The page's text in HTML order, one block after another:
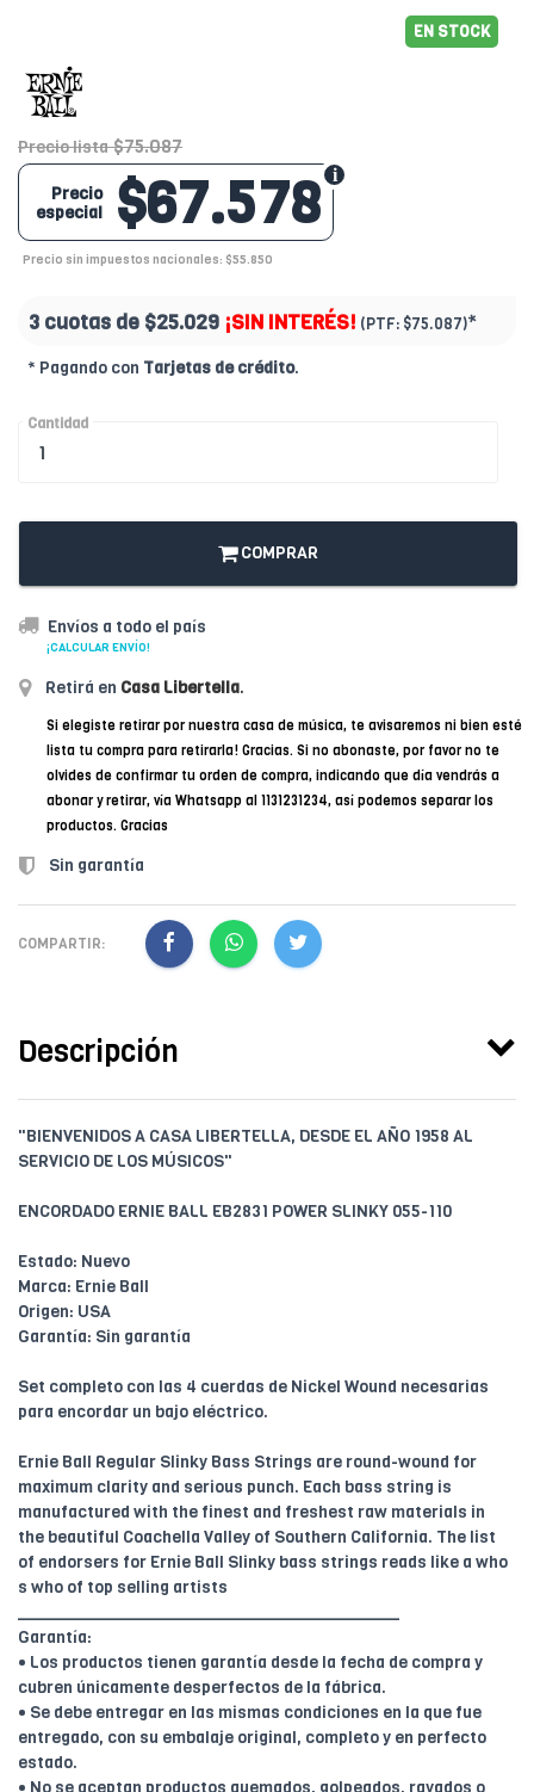
EN STOCK
Precio lista $75.087
$67.578
Precio
especial
Precio sin impuestos nacionales: $55.850
3 cuotas de $25.029 ¡SIN INTERÉS! (PTF: $75.087)*
* Pagando con Tarjetas de crédito.
Cantidad
COMPRAR
Envíos a todo el país
¡CALCULAR ENVÍO!
Retirá en Casa Libertella.
Si elegiste retirar por nuestra casa de música, te avisaremos ni bien esté
lista tu compra para retirarla! Gracias. Si no abonaste, por favor no te
olvides de confirmar tu orden de compra, indicando que día vendrás a
abonar y retirar, vía Whatsapp al 1131231234, así podemos separar los
productos. Gracias
Sin garantía
COMPARTIR:
Descripción
"BIENVENIDOS A CASA LIBERTELLA, DESDE EL AÑO 1958 AL
SERVICIO DE LOS MÚSICOS"
ENCORDADO ERNIE BALL EB2831 POWER SLINKY 055-110
Estado: Nuevo
Marca: Ernie Ball
Origen: USA
Garantía: Sin garantía
Set completo con las 4 cuerdas de Nickel Wound necesarias
para encordar un bajo eléctrico.
Ernie Ball Regular Slinky Bass Strings are round-wound for
maximum clarity and serious punch. Each bass string is
manufactured with the finest and freshest raw materials in
the beautiful Coachella Valley of Southern California. The list
of endorsers for Ernie Ball Slinky bass strings reads like a who
s who of top selling artists
________________________________________
Garantía:
• Los productos tienen garantía desde la fecha de compra y
cubren únicamente desperfectos de la fábrica.
• Se debe entregar en las mismas condiciones en la que fue
entregado, con su embalaje original, completo y en perfecto
estado.